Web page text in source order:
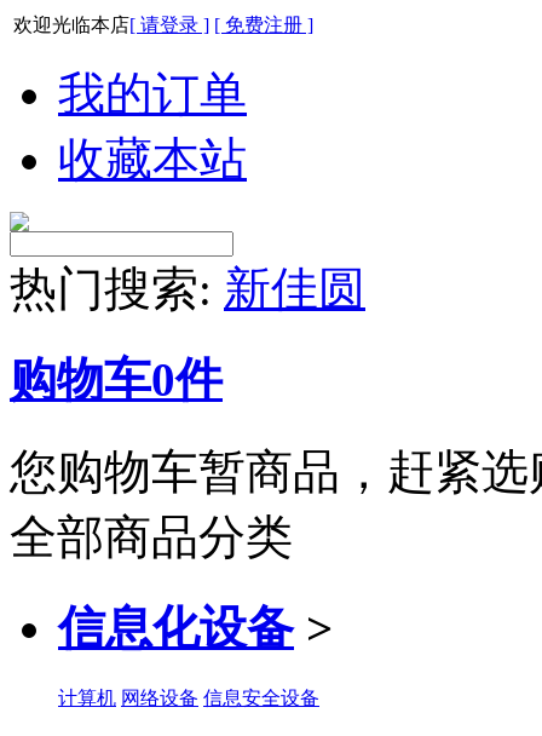
欢迎光临本店[ 请登录 ] [ 免费注册 ]
我的订单
收藏本站
热门搜索: 新佳圆
购物车0件
您购物车暂商品，赶紧选
全部商品分类
信息化设备 >
计算机 网络设备 信息安全设备